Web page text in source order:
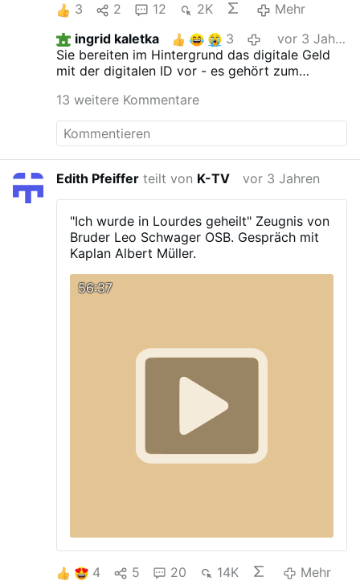
3 2 12 2K
Mehr
ingrid kaletka
3
vor 3 Jahren
Sie bereiten im Hintergrund das digitale Geld
mit der digitalen ID vor - es gehört zum
Zusammenbruch.
13 weitere Kommentare
Edith Pfeiffer teilt von K-TV vor 3 Jahren
"Ich wurde in Lourdes geheilt" Zeugnis von
Bruder Leo Schwager OSB. Gespräch mit
Kaplan Albert Müller.
56:37
4 5 20 14K
Mehr